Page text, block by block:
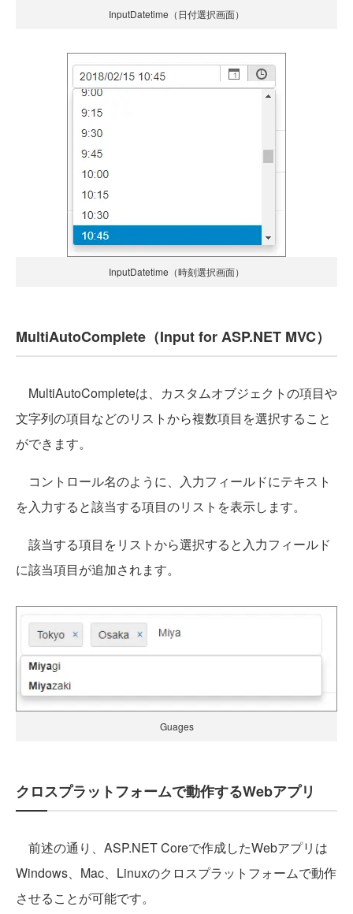
InputDatetime（日付選択画面）
InputDatetime（時刻選択画面）
MultiAutoComplete（Input for ASP.NET MVC）
MultiAutoCompleteは、カスタムオブジェクトの項目や
文字列の項目などのリストから複数項目を選択すること
ができます。
コントロール名のように、入力フィールドにテキスト
を入力すると該当する項目のリストを表示します。
該当する項目をリストから選択すると入力フィールド
に該当項目が追加されます。
Guages
クロスプラットフォームで動作するWebアプリ
前述の通り、ASP.NET Coreで作成したWebアプリは
Windows、Mac、Linuxのクロスプラットフォームで動作
させることが可能です。